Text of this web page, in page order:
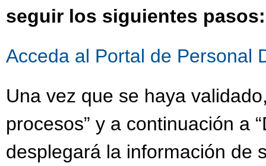
seguir los siguientes pasos:
Acceda al Portal de Personal
Una vez que se haya
procesos” y a continuación a
desplegará la información de